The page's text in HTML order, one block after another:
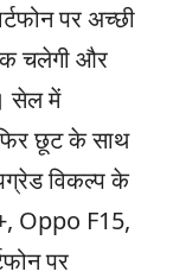
पर अच्छी
चलेगी और
सेल में
छूट के साथ
विकल्प के
Oppo F15,
पर